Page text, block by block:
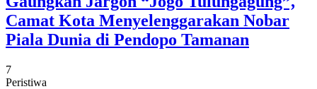
Camat Kota Menyelenggarakan Nobar
Piala Dunia di Pendopo Tamanan
7
Peristiwa